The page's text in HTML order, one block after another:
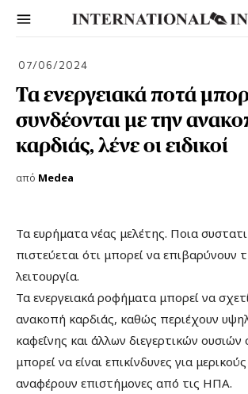
07/06/2024
Τα ενεργειακά ποτά
συνδέονται με την
καρδιάς, λένε οι ειδικοί
από Medea
Τα ευρήματα νέας μελέτης. Ποια
πιστεύεται ότι μπορεί να επιβαρύνουν
λειτουργία.
Τα ενεργειακά ροφήματα μπορεί να
ανακοπή καρδιάς, καθώς περιέχουν
καφεΐνης και άλλων διεγερτικών ουσιών
μπορεί να είναι επικίνδυνες για
αναφέρουν επιστήμονες από τις ΗΠΑ.